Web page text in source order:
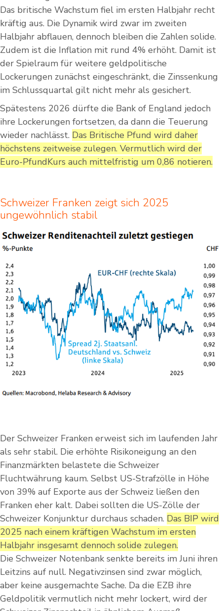
Das britische Wachstum fiel im ersten Halbjahr recht
kräftig aus. Die Dynamik wird zwar im zweiten
Halbjahr abflauen, dennoch bleiben die Zahlen solide.
Zudem ist die Inflation mit rund 4% erhöht. Damit ist
der Spielraum für weitere geldpolitische
Lockerungen zunächst eingeschränkt, die Zinssenkung
im Schlussquartal gilt nicht mehr als gesichert.
Spätestens 2026 dürfte die Bank of England jedoch
ihre Lockerungen fortsetzen, da dann die Teuerung
wieder nachlässt. Das Britische Pfund wird daher
höchstens zeitweise zulegen. Vermutlich wird der
Euro-PfundKurs auch mittelfristig um 0,86 notieren.
Schweizer Franken zeigt sich 2025
ungewöhnlich stabil
Der Schweizer Franken erweist sich im laufenden Jahr
als sehr stabil. Die erhöhte Risikoneigung an den
Finanzmärkten belastete die Schweizer
Fluchtwährung kaum. Selbst US-Strafzölle in Höhe
von 39% auf Exporte aus der Schweiz ließen den
Franken eher kalt. Dabei sollten die US-Zölle der
Schweizer Konjunktur durchaus schaden. Das BIP wird
2025 nach einem kräftigen Wachstum im ersten
Halbjahr insgesamt dennoch solide zulegen.
Die Schweizer Notenbank senkte bereits im Juni ihren
Leitzins auf null. Negativzinsen sind zwar möglich,
aber keine ausgemachte Sache. Da die EZB ihre
Geldpolitik vermutlich nicht mehr lockert, wird der